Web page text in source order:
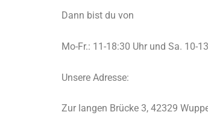
Dann bist du von
Mo-Fr.: 11-18:30 Uhr und Sa. 10-
Unsere Adresse:
Zur langen Brücke 3, 42329